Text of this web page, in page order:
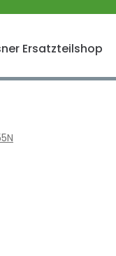
Ersatzteilshop